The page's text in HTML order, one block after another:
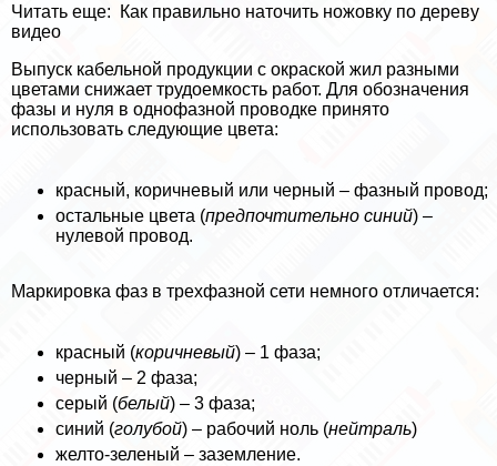
Читать еще:
Как правильно наточить ножовку по дереву
видео
Выпуск кабельной продукции с окраской жил разными
цветами снижает трудоемкость работ. Для обозначения
фазы и нуля в однофазной проводке принято
использовать следующие цвета:
красный, коричневый или черный – фазный провод;
остальные цвета (предпочтительно синий) –
нулевой провод.
Маркировка фаз в трехфазной сети немного отличается:
красный (коричневый) – 1 фаза;
черный – 2 фаза;
серый (белый) – 3 фаза;
синий (гoлyбой) – рабочий ноль (нейтраль)
желто-зеленый – заземление.